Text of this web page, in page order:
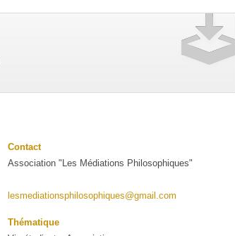
Contact
Association "Les Médiations Philosophiques"
lesmediationsphilosophiques@gmail.com
Thématique